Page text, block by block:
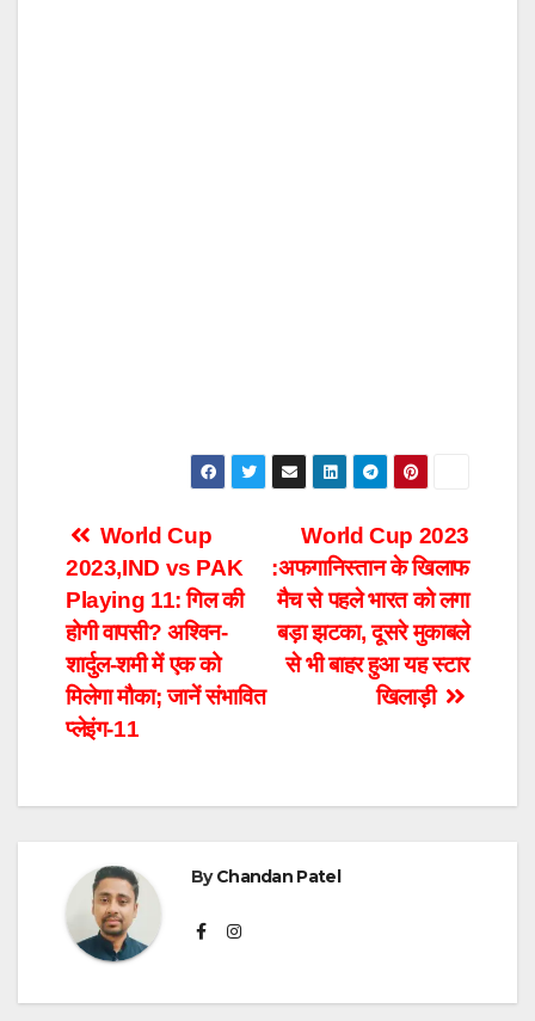
Post
navigation
World Cup 2023
:अफगानिस्तान के खिलाफ
मैच से पहले भारत को लगा
बड़ा झटका, दूसरे मुकाबले
से भी बाहर हुआ यह स्टार
खिलाड़ी
World Cup
2023,IND vs PAK
Playing 11: गिल की
होगी वापसी? अश्विन-
शार्दुल-शमी में एक को
मिलेगा मौका; जानें संभावित
प्लेइंग-11
ByChandan Patel